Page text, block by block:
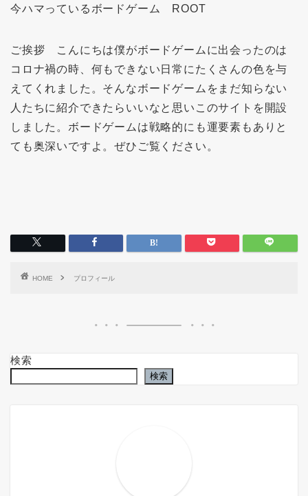
今ハマっているボードゲーム ROOT
ご挨拶 こんにちは僕がボードゲームに出会ったのは
コロナ禍の時、何もできない日常にたくさんの色を与
えてくれました。そんなボードゲームをまだ知らない
人たちに紹介できたらいいなと思いこのサイトを開設
しました。ボードゲームは戦略的にも運要素もありと
ても奥深いですよ。ぜひご覧ください。
HOME プロフィール
検索
検索